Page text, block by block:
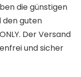
die günstigen
den guten
Der Versand
und sicher